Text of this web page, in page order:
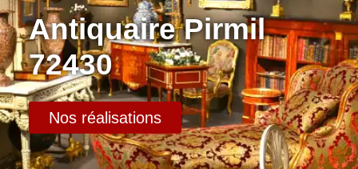
Antiquaire Pirmil
72430
Nos réalisations